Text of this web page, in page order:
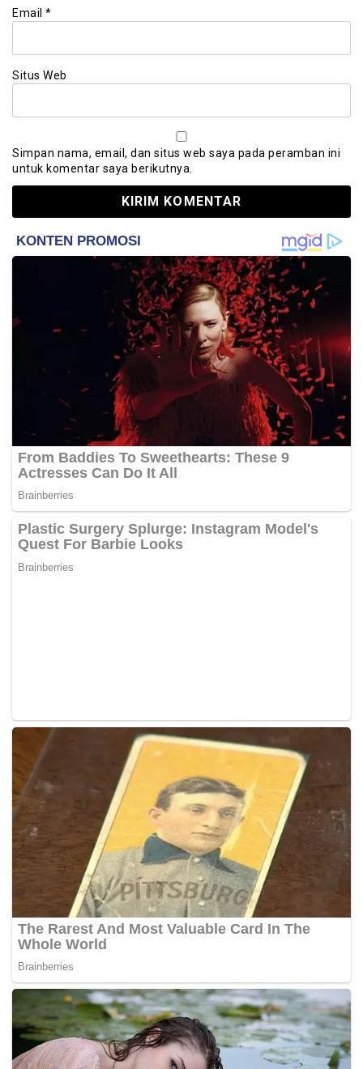
Email *
Situs Web
Simpan nama, email, dan situs web saya pada peramban ini
untuk komentar saya berikutnya.